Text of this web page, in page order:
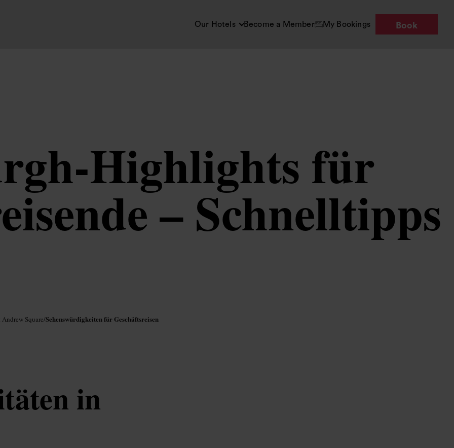
Our Hotels Become a Member My Bookings Book
Highlights für
– Schnelltipps
Square/Sehenswürdigkeiten für Geschäftsreisen
in